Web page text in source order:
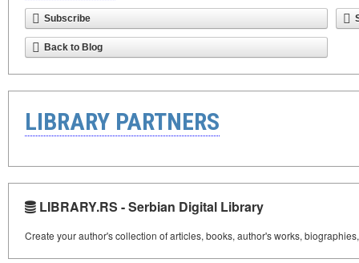
Subscribe
Back to Blog
LIBRARY PARTNERS
LIBRARY.RS - Serbian Digital Library
Create your author's collection of articles, books, author's works,